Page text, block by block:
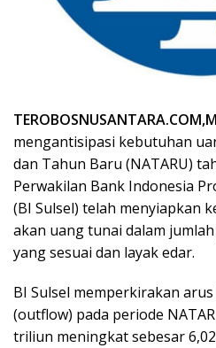
mengantisipasi kebutuhan
dan Tahun Baru (NATARU)
Perwakilan Bank Indonesia
(BI Sulsel) telah menyiapkan
akan uang tunai dalam
yang sesuai dan layak edar.
BI Sulsel memperkirakan
(outflow) pada periode
triliun meningkat sebesar